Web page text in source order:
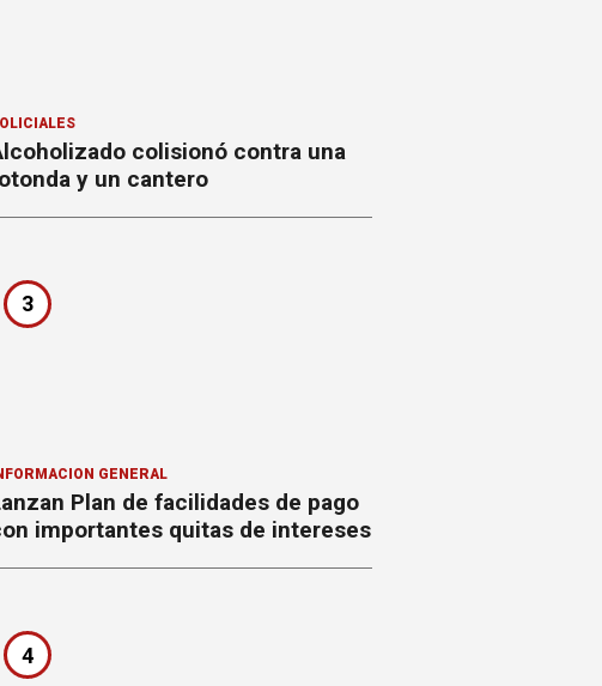
colisionó contra una
y un cantero
3
GENERAL
Plan de facilidades de pago
importantes quitas de intereses
4